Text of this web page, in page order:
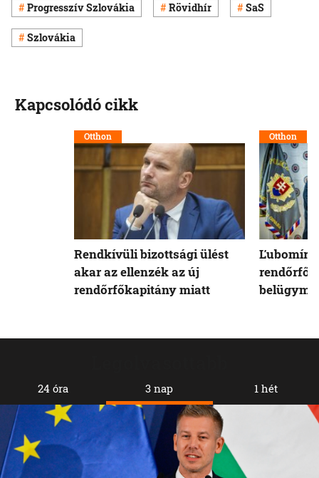
Progresszív Szlovákia Rövidhír SaS
Szlovákia
24 óra 3 nap 1 hét
Kapcsolódó cikk
Otthon
Rendkívüli bizottsági ülést
akar az ellenzék az új
rendőrfőkapitány miatt
Otthon
Ľubomír